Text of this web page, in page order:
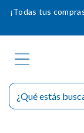
¡Todas tus